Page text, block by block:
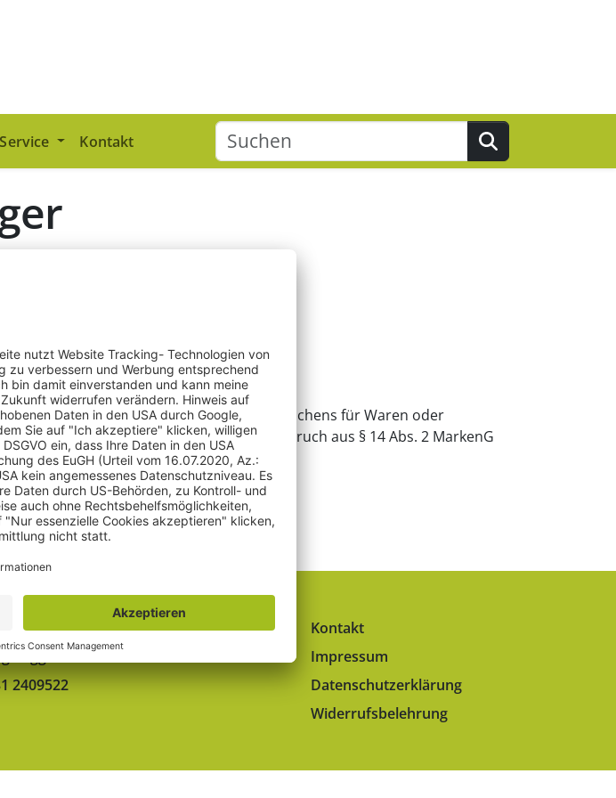
Service Kontakt
Suchen
Verwendung eines geschützten Zeichens für Waren oder
ist Voraussetzung für den Vorrangsanspruch aus § 14 Abs. 2 MarkenG
auf ProvenExpert.com
240950
law.com
2409522
Kontakt
Impressum
Datenschutzerklärung
Widerrufsbelehrung